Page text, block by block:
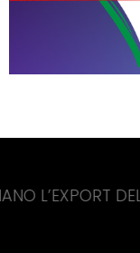
DELLA CINA